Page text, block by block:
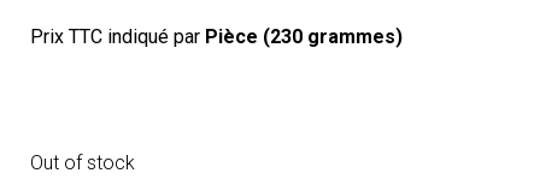
Prix TTC indiqué par Pièce (230 grammes)
Out of stock